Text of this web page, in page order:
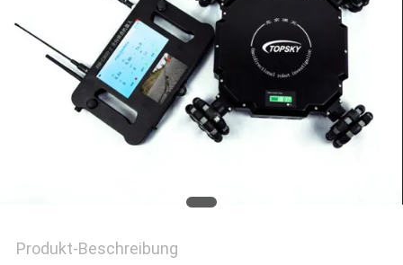
PRIVACY
POLICY
Produkt-Beschreibung